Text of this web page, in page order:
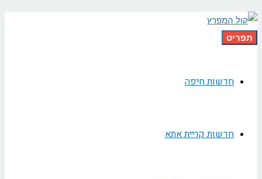
תפריט
חדשות חיפה
חדשות קריית אתא